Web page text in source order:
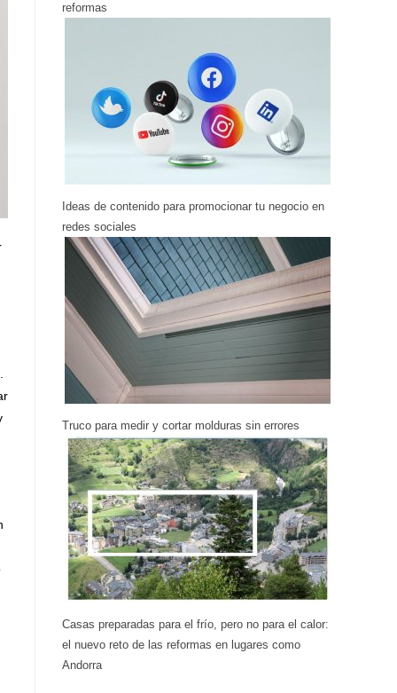
reformas
Ideas de contenido para promocionar tu negocio en
redes sociales
Truco para medir y cortar molduras sin errores
Casas preparadas para el frío, pero no para el calor:
el nuevo reto de las reformas en lugares como
Andorra